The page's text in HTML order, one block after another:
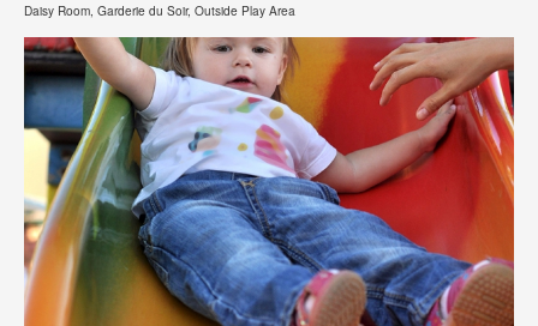
Daisy Room, Garderie du Soir, Outside Play Area